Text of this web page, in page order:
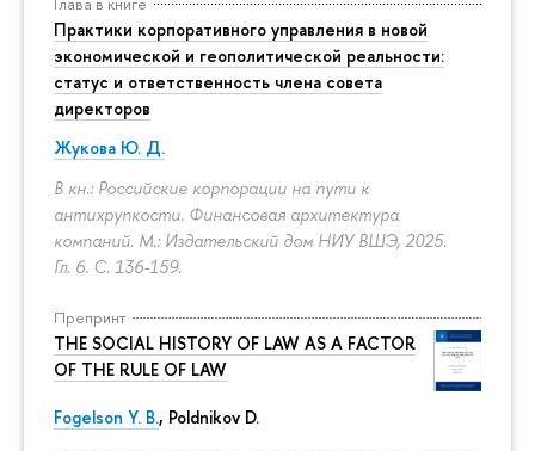
Практики корпоративного управления в новой
экономической и геополитической реальности:
статус и ответственность члена совета
директоров
Жукова Ю. Д.
В кн.: Российские корпорации на пути к
антихрупкости. Финансовая архитектура
компаний. М.: Издательский дом НИУ ВШЭ, 2025.
Гл. 6. С. 136-159.
Препринт
THE SOCIAL HISTORY OF LAW AS A FACTOR
OF THE RULE OF LAW
Fogelson Y. B., Poldnikov D.